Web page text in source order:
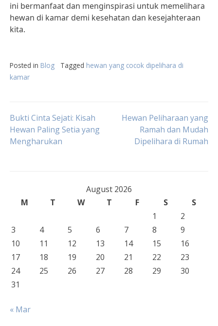
ini bermanfaat dan menginspirasi untuk memelihara
hewan di kamar demi kesehatan dan kesejahteraan
kita.
Posted in Blog Tagged hewan yang cocok dipelihara di
kamar
Post
navigation
Bukti Cinta Sejati: Kisah
Hewan Paling Setia yang
Mengharukan
Hewan Peliharaan yang
Ramah dan Mudah
Dipelihara di Rumah
August 2026
M
T W T F S
S
1
2
3
4 5 6 7 8
9
10
11 12 13 14 15
16
17
18 19 20 21 22
23
24
25 26 27 28 29
30
31
« Mar